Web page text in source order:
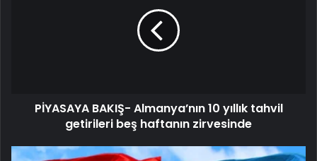
PİYASAYA BAKIŞ- Almanya’nın 10 yıllık tahvil
getirileri beş haftanın zirvesinde